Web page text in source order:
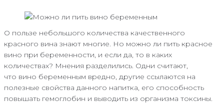
О пользе небольшого количества качественного
красного вина знают многие. Но можно ли пить красное
вино при беременности, и если да, то в каких
количествах? Мнения разделились. Одни считают,
что вино беременным вредно, другие ссылаются на
полезные свойства данного напитка, его способность
повышать гемоглобин и выводить из организма токсины.